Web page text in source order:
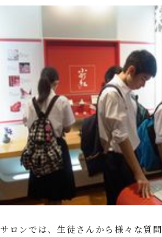
サロンでは、生徒さんから様々な質問